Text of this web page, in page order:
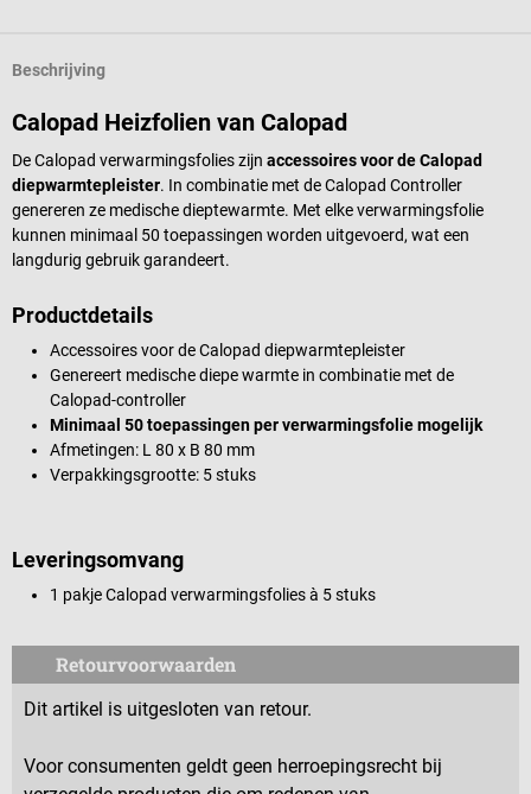
Beschrijving
Calopad Heizfolien van Calopad
De Calopad verwarmingsfolies zijn accessoires voor de Calopad
diepwarmtepleister. In combinatie met de Calopad Controller
genereren ze medische dieptewarmte. Met elke verwarmingsfolie
kunnen minimaal 50 toepassingen worden uitgevoerd, wat een
langdurig gebruik garandeert.
Productdetails
Accessoires voor de Calopad diepwarmtepleister
Genereert medische diepe warmte in combinatie met de
Calopad-controller
Minimaal 50 toepassingen per verwarmingsfolie mogelijk
Afmetingen: L 80 x B 80 mm
Verpakkingsgrootte: 5 stuks
Leveringsomvang
1 pakje Calopad verwarmingsfolies à 5 stuks
Retourvoorwaarden
Dit artikel is uitgesloten van retour.
Voor consumenten geldt geen herroepingsrecht bij